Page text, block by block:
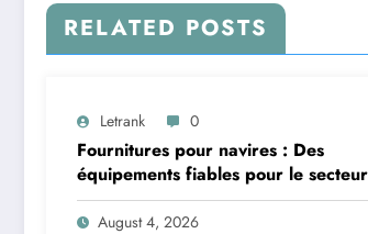
RELATED POSTS
Letrank 0
Fournitures pour navires : Des
équipements fiables pour le secteur
maritime
August 4, 2026